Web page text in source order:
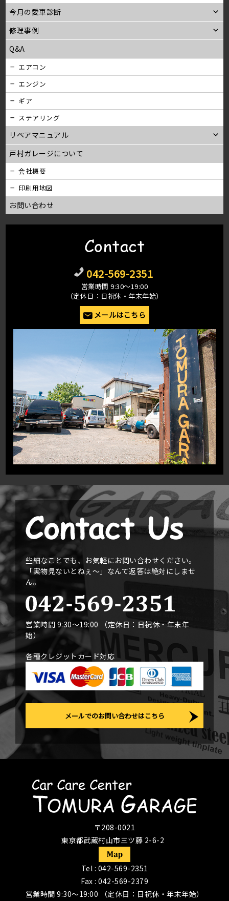
今月の愛車診断
修理事例
Q&A
エアコン
エンジン
ギア
ステアリング
リペアマニュアル
戸村ガレージについて
会社概要
印刷用地図
お問い合わせ
Contact
042-569-2351
営業時間 9:30〜19:00
（定休日：日祝休・年末年始）
メールはこちら
些細なことでも、お気軽にお問い合わせください。
「実物見ないとねぇ〜」なんて返答は絶対にしませ
ん。
営業時間 9:30〜19:00 （定休日：日祝休・年末年
始）
各種クレジットカード対応
メールでのお問い合わせはこちら
〒208-0021
東京都武蔵村山市三ツ藤 2-6-2
Tel : 042-569-2351
Fax : 042-569-2379
営業時間 9:30〜19:00 （定休日：日祝休・年末年始）